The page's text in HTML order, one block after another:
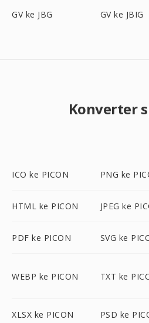
GV ke JBG GV ke JBIG
Konverter
ICO ke PICON PNG ke
HTML ke PICON JPEG ke
PDF ke PICON SVG ke
WEBP ke PICON TXT ke
XLSX ke PICON PSD ke